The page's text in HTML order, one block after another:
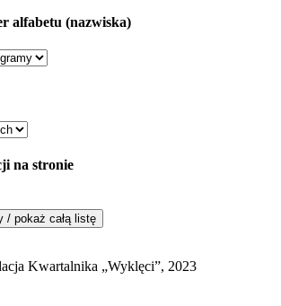
alfabetu (nazwiska)
na stronie
Kwartalnika „Wyklęci”, 2023